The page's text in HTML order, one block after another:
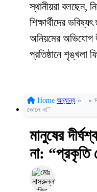
স্থানীয়রা বলছেন,
শিক্ষার্থীদের
অনিয়মের অভিযোগ
প্রতিষ্ঠানে শৃঙ্খলা
Home অন্যান্য » »
ভোলে না”
মানুষের
না: “প্রকৃতি